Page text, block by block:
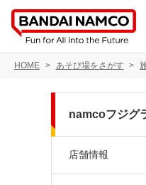
HOME あそび場をさがす
namcoフジグ
店舗情報